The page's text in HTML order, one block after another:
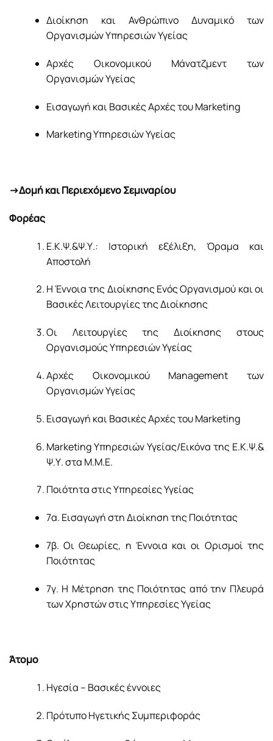
Διοίκηση και Ανθρώπινο Δυναμικό των
Οργανισμών Υπηρεσιών Υγείας
Αρχές Οικονομικού Μάνατζμεντ των
Οργανισμών Υγείας
Εισαγωγή και Βασικές Αρχές του Marketing
Marketing Υπηρεσιών Υγείας
->Δομή και Περιεχόμενο Σεμιναρίου
Φορέας
Ε.Κ.Ψ.&Ψ.Υ.: Ιστορική εξέλιξη, Όραμα και
Αποστολή
Η Έννοια της Διοίκησης Ενός Οργανισμού και οι
Βασικές Λειτουργίες της Διοίκησης
Οι Λειτουργίες της Διοίκησης στους
Οργανισμούς Υπηρεσιών Υγείας
Αρχές Οικονομικού Management των
Οργανισμών Υγείας
Εισαγωγή και Βασικές Αρχές του Marketing
Marketing Υπηρεσιών Υγείας/Εικόνα της Ε.Κ.Ψ.&
Ψ.Υ. στα Μ.Μ.Ε.
Ποιότητα στις Υπηρεσίες Υγείας
7α. Εισαγωγή στη Διοίκηση της Ποιότητας
7β. Οι Θεωρίες, η Έννοια και οι Ορισμοί της
Ποιότητας
7γ. Η Μέτρηση της Ποιότητας από την Πλευρά
των Χρηστών στις Υπηρεσίες Υγείας
Άτομο
Ηγεσία – Βασικές έννοιες
Πρότυπο Ηγετικής Συμπεριφοράς